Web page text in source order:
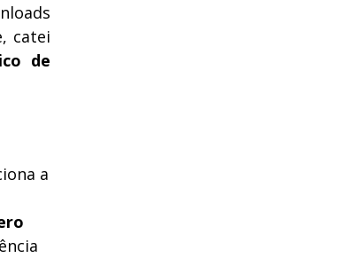
catei
de
a